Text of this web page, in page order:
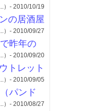
）- 2010/10/19
の居酒屋
）- 2010/09/27
昨年の
）- 2010/09/20
トレット
）- 2010/09/05
パンド
）- 2010/08/27